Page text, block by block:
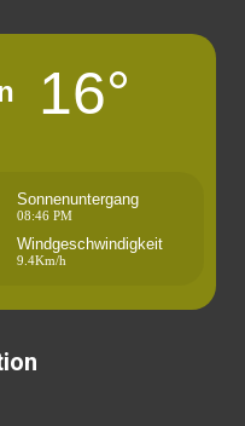
16°
Sonnenuntergang
08:46 PM
Windgeschwindigkeit
9.4Km/h